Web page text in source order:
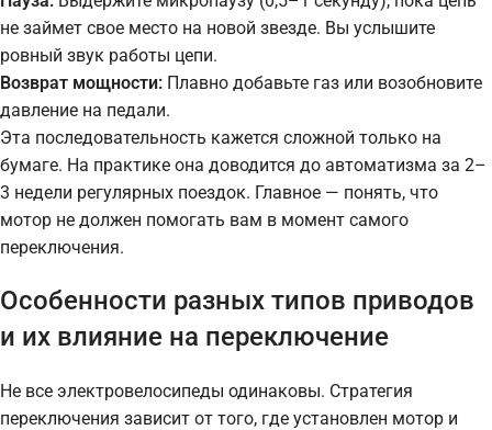
не займет свое место на новой звезде. Вы услышите
ровный звук работы цепи.
Возврат мощности: Плавно добавьте газ или возобновите
давление на педали.
Эта последовательность кажется сложной только на
бумаге. На практике она доводится до автоматизма за 2–
3 недели регулярных поездок. Главное — понять, что
мотор не должен помогать вам в момент самого
переключения.
Особенности разных типов приводов
и их влияние на переключение
Не все электровелосипеды одинаковы. Стратегия
переключения зависит от того, где установлен мотор и